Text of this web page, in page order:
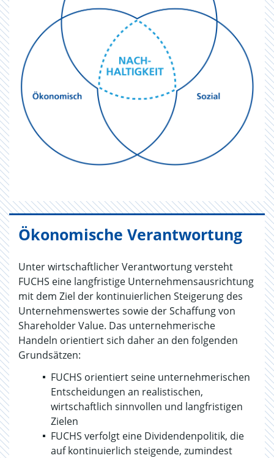
Ökonomische Verantwortung
Unter wirtschaftlicher Verantwortung versteht
FUCHS eine langfristige Unternehmensausrichtung
mit dem Ziel der kontinuierlichen Steigerung des
Unternehmenswertes sowie der Schaffung von
Shareholder Value. Das unternehmerische
Handeln orientiert sich daher an den folgenden
Grundsätzen:
FUCHS orientiert seine unternehmerischen
Entscheidungen an realistischen,
wirtschaftlich sinnvollen und langfristigen
Zielen
FUCHS verfolgt eine Dividendenpolitik, die
auf kontinuierlich steigende, zumindest